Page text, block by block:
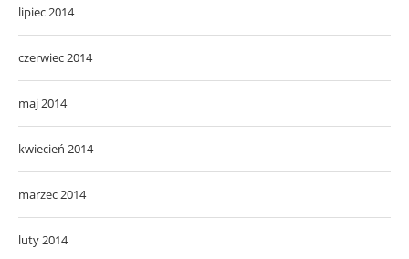
lipiec 2014
czerwiec 2014
maj 2014
kwiecień 2014
marzec 2014
luty 2014